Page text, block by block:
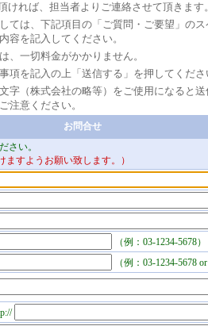
ければ、担当者よりご連絡させて頂きます
ては、下記項目の「ご質問・ご要望」の
容を記入してください。
、一切料金がかかりません。
項を記入の上「送信する」を押してくださ
字（株式会社の略等）をご使用になると
注意ください。
お問合せ
さい。
ますようお願い致します。）
（例：03-1234-5678）
（例：03-1234-5678